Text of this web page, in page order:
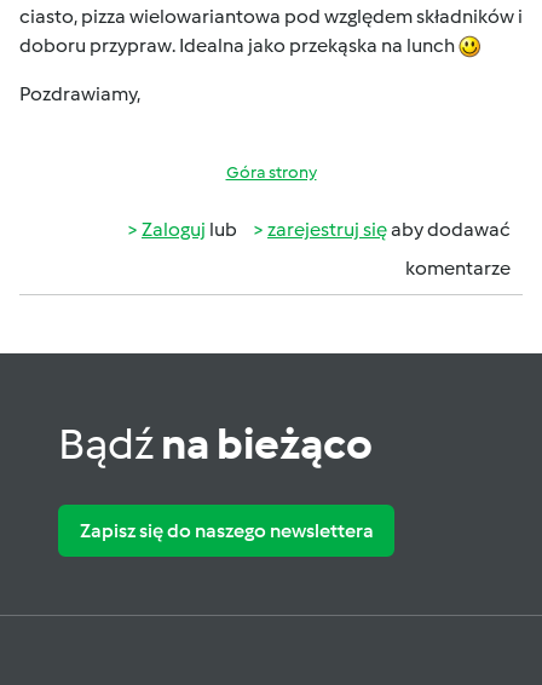
ciasto, pizza wielowariantowa pod względem składników i
doboru przypraw. Idealna jako przekąska na lunch
Pozdrawiamy,
Góra strony
Zaloguj lub zarejestruj sięaby dodawać
komentarze
Bądźna bieżąco
Zapisz się do naszego newslettera